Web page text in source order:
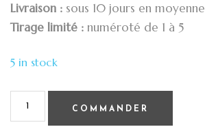
Livraison : sous 10 jours en moyenne
Tirage limité : numéroté de 1 à 5
5 in stock
COMMANDER